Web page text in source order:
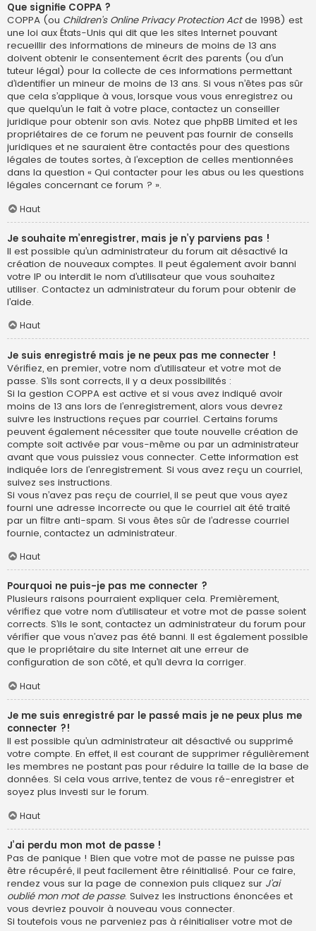
Que signifie COPPA ?
COPPA (ou Children’s Online Privacy Protection Actde 1998) est
une loi aux États-Unis qui dit que les sites Internet pouvant
recueillir des informations de mineurs de moins de 13 ans
doivent obtenir le consentement écrit des parents (ou d’un
tuteur légal) pour la collecte de ces informations permettant
d’identifier un mineur de moins de 13 ans. Si vous n’êtes pas sûr
que cela s’applique à vous, lorsque vous vous enregistrez ou
que quelqu’un le fait à votre place, contactez un conseiller
juridique pour obtenir son avis. Notez que phpBB Limited et les
propriétaires de ce forum ne peuvent pas fournir de conseils
juridiques et ne sauraient être contactés pour des questions
légales de toutes sortes, à l’exception de celles mentionnées
dans la question « Qui contacter pour les abus ou les questions
légales concernant ce forum ? ».
Haut
Je souhaite m’enregistrer, mais je n’y parviens pas !
Il est possible qu’un administrateur du forum ait désactivé la
création de nouveaux comptes. Il peut également avoir banni
votre IP ou interdit le nom d’utilisateur que vous souhaitez
utiliser. Contactez un administrateur du forum pour obtenir de
l’aide.
Haut
Je suis enregistré mais je ne peux pas me connecter !
Vérifiez, en premier, votre nom d’utilisateur et votre mot de
passe. S’ils sont corrects, il y a deux possibilités :
Si la gestion COPPA est active et si vous avez indiqué avoir
moins de 13 ans lors de l’enregistrement, alors vous devrez
suivre les instructions reçues par courriel. Certains forums
peuvent également nécessiter que toute nouvelle création de
compte soit activée par vous-même ou par un administrateur
avant que vous puissiez vous connecter. Cette information est
indiquée lors de l’enregistrement. Si vous avez reçu un courriel,
suivez ses instructions.
Si vous n’avez pas reçu de courriel, il se peut que vous ayez
fourni une adresse incorrecte ou que le courriel ait été traité
par un filtre anti-spam. Si vous êtes sûr de l’adresse courriel
fournie, contactez un administrateur.
Haut
Pourquoi ne puis-je pas me connecter ?
Plusieurs raisons pourraient expliquer cela. Premièrement,
vérifiez que votre nom d’utilisateur et votre mot de passe soient
corrects. S’ils le sont, contactez un administrateur du forum pour
vérifier que vous n’avez pas été banni. Il est également possible
que le propriétaire du site Internet ait une erreur de
configuration de son côté, et qu’il devra la corriger.
Haut
Je me suis enregistré par le passé mais je ne peux plus me
connecter ?!
Il est possible qu’un administrateur ait désactivé ou supprimé
votre compte. En effet, il est courant de supprimer régulièrement
les membres ne postant pas pour réduire la taille de la base de
données. Si cela vous arrive, tentez de vous ré-enregistrer et
soyez plus investi sur le forum.
Haut
J’ai perdu mon mot de passe !
Pas de panique ! Bien que votre mot de passe ne puisse pas
être récupéré, il peut facilement être réinitialisé. Pour ce faire,
rendez vous sur la page de connexion puis cliquez sur J’ai
oublié mon mot de passe. Suivez les instructions énoncées et
vous devriez pouvoir à nouveau vous connecter.
Si toutefois vous ne parveniez pas à réinitialiser votre mot de